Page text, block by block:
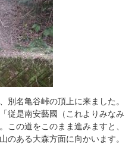
別名亀谷峠の頂上に来ました。
従是南安藝國（これよりみなみ
この道をこのまま進みますと、
のある大森方面に向かいます。